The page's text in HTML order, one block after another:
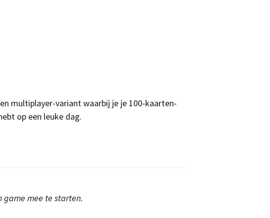
multiplayer-variant waarbij je je 100-kaarten-
op een leuke dag.
game mee te starten.